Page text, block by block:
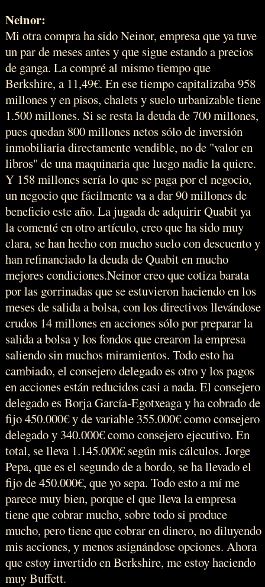
Neinor:
Mi otra compra ha sido Neinor, empresa que ya tuve
un par de meses antes y que sigue estando a precios
de ganga. La compré al mismo tiempo que
Berkshire, a 11,49€. En ese tiempo capitalizaba 958
millones y en pisos, chalets y suelo urbanizable tiene
1.500 millones. Si se resta la deuda de 700 millones,
pues quedan 800 millones netos sólo de inversión
inmobiliaria directamente vendible, no de "valor en
libros" de una maquinaria que luego nadie la quiere.
Y 158 millones sería lo que se paga por el negocio,
un negocio que fácilmente va a dar 90 millones de
beneficio este año. La jugada de adquirir Quabit ya
la comenté en otro artículo, creo que ha sido muy
clara, se han hecho con mucho suelo con descuento y
han refinanciado la deuda de Quabit en mucho
mejores condiciones.Neinor creo que cotiza barata
por las gorrinadas que se estuvieron haciendo en los
meses de salida a bolsa, con los directivos llevándose
crudos 14 millones en acciones sólo por preparar la
salida a bolsa y los fondos que crearon la empresa
saliendo sin muchos miramientos. Todo esto ha
cambiado, el consejero delegado es otro y los pagos
en acciones están reducidos casi a nada. El consejero
delegado es Borja García-Egotxeaga y ha cobrado de
fijo 450.000€ y de variable 355.000€ como consejero
delegado y 340.000€ como consejero ejecutivo. En
total, se lleva 1.145.000€ según mis cálculos. Jorge
Pepa, que es el segundo de a bordo, se ha llevado el
fijo de 450.000€, que yo sepa. Todo esto a mí me
parece muy bien, porque el que lleva la empresa
tiene que cobrar mucho, sobre todo si produce
mucho, pero tiene que cobrar en dinero, no diluyendo
mis acciones, y menos asignándose opciones. Ahora
que estoy invertido en Berkshire, me estoy haciendo
muy Buffett.